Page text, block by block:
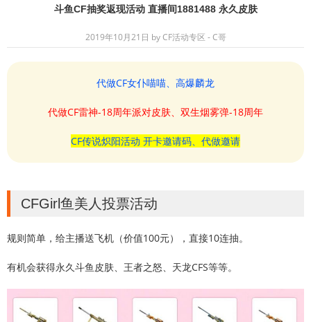
斗鱼CF抽奖返现活动 直播间1881488 永久皮肤
2019年10月21日 byCF活动专区 - C哥
代做CF女仆喵喵、高爆麟龙
代做CF雷神-18周年派对皮肤、双生烟雾弹-18周年
CF传说炽阳活动 开卡邀请码、代做邀请
CFGirl鱼美人投票活动
规则简单，给主播送飞机（价值100元），直接10连抽。
有机会获得永久斗鱼皮肤、王者之怒、天龙CFS等等。